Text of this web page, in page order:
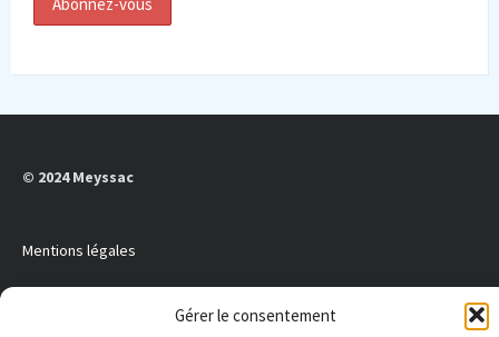
Gérer le consentement
© 2024 Meyssac
Mentions légales
E-
Facebook